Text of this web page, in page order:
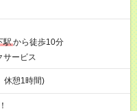
駅から徒歩10分
サービス
憩1時間)